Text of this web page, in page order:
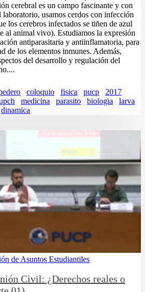
cerebral es un campo fascinante y con
usamos cerdos con infección
los cerebros infectados se tiñen de azul
al animal vivo). Estudiamos la expresión
antiparasitaria y antiinflamatoria, para
de los elementos inmunes. Además,
del desarrollo y regulación del
coloquio fisica pucp
2017
medicina parasito biologia
larva
dinamica
de Asuntos Estudiantiles
Civil: ¿Derechos reales o